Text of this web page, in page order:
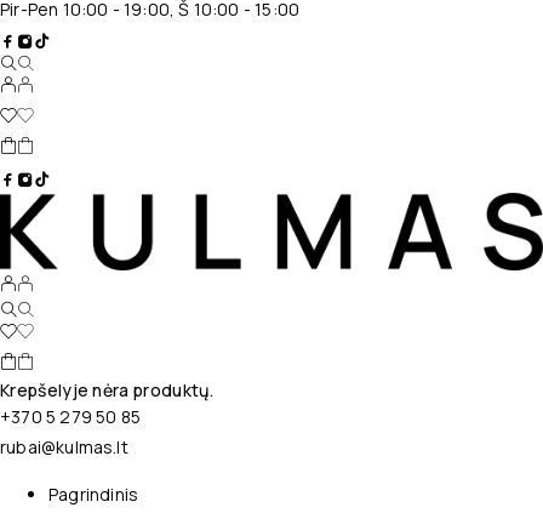
Pir-Pen 10:00 - 19:00, Š 10:00 - 15:00
Krepšelyje nėra produktų.
+370 5 279 50 85
rubai@kulmas.lt
Pagrindinis